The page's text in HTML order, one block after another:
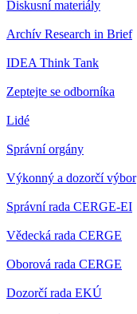
Diskusní materiály
Archív Research in Brief
IDEA Think Tank
Zeptejte se odborníka
Lidé
Správní orgány
Výkonný a dozorčí výbor
Správní rada CERGE-EI
Vědecká rada CERGE
Oborová rada CERGE
Dozorčí rada EKÚ